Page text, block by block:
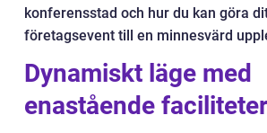
konferensstad och hur du kan göra
företagsevent till en minnesvärd
Dynamiskt läge med
enastående faciliteter